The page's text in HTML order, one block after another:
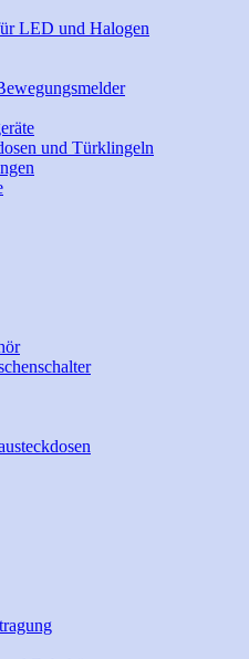
LED und Halogen
und Türklingeln